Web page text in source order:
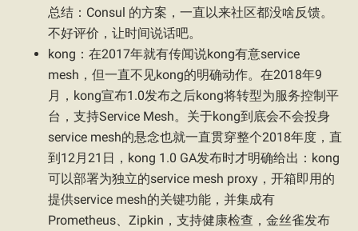
总结：Consul 的方案，一直以来社区都没啥反馈。
不好评价，让时间说话吧。
kong：在2017年就有传闻说kong有意service
mesh，但一直不见kong的明确动作。在2018年9
月，kong宣布1.0发布之后kong将转型为服务控制平
台，支持Service Mesh。关于kong到底会不会投身
service mesh的悬念也就一直贯穿整个2018年度，直
到12月21日，kong 1.0 GA发布时才明确给出：kong
可以部署为独立的service mesh proxy，开箱即用的
提供service mesh的关键功能，并集成有
Prometheus、Zipkin，支持健康检查，金丝雀发布